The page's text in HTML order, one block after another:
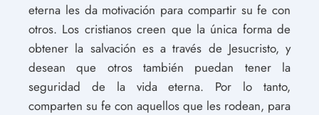
eterna les da motivación para compartir su fe con
otros. Los cristianos creen que la única forma de
obtener la salvación es a través de Jesucristo, y
desean que otros también puedan tener la
seguridad de la vida eterna. Por lo tanto,
comparten su fe con aquellos que les rodean, para